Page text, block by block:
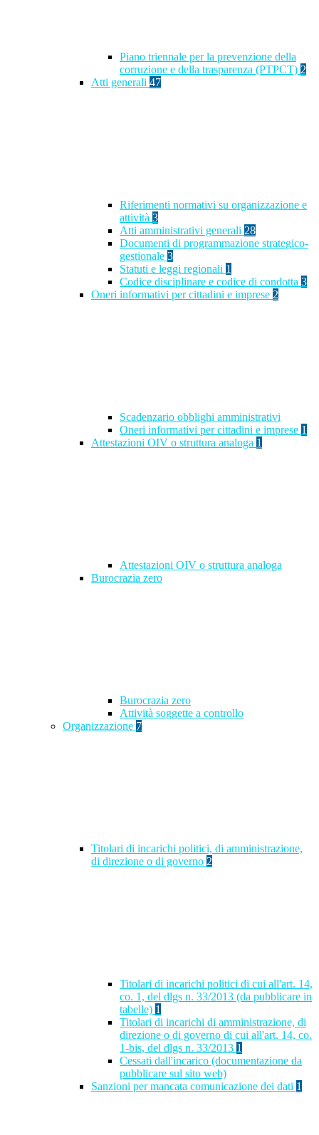
Piano triennale per la prevenzione della
corruzione e della trasparenza (PTPCT) 2
Atti generali 47
Riferimenti normativi su organizzazione e
attività 3
Atti amministrativi generali 28
Documenti di programmazione strategico-
gestionale 3
Statuti e leggi regionali 1
Codice disciplinare e codice di condotta 3
Oneri informativi per cittadini e imprese 2
Scadenzario obblighi amministrativi
Oneri informativi per cittadini e imprese 1
Attestazioni OIV o struttura analoga 1
Attestazioni OIV o struttura analoga
Burocrazia zero
Burocrazia zero
Attività soggette a controllo
Organizzazione 7
Titolari di incarichi politici, di amministrazione,
di direzione o di governo 2
Titolari di incarichi politici di cui all'art. 14,
co. 1, del dlgs n. 33/2013 (da pubblicare in
tabelle) 1
Titolari di incarichi di amministrazione, di
direzione o di governo di cui all'art. 14, co.
1-bis, del dlgs n. 33/2013 1
Cessati dall'incarico (documentazione da
pubblicare sul sito web)
Sanzioni per mancata comunicazione dei dati 1